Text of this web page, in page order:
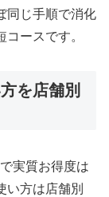
同じ手順で消化
ースです。
を店舗別
実質お得度は
い方は店舗別